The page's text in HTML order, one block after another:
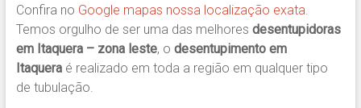
Confira no Google mapas nossa localização exata.
Temos orgulho de ser uma das melhores desentupidoras
em Itaquera – zona leste, o desentupimento em
Itaqueraé realizado em toda a região em qualquer tipo
de tubulação.